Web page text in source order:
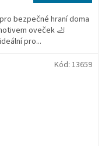
bezpečné hraní doma
oveček 🦶
pro...
Kód: 13659